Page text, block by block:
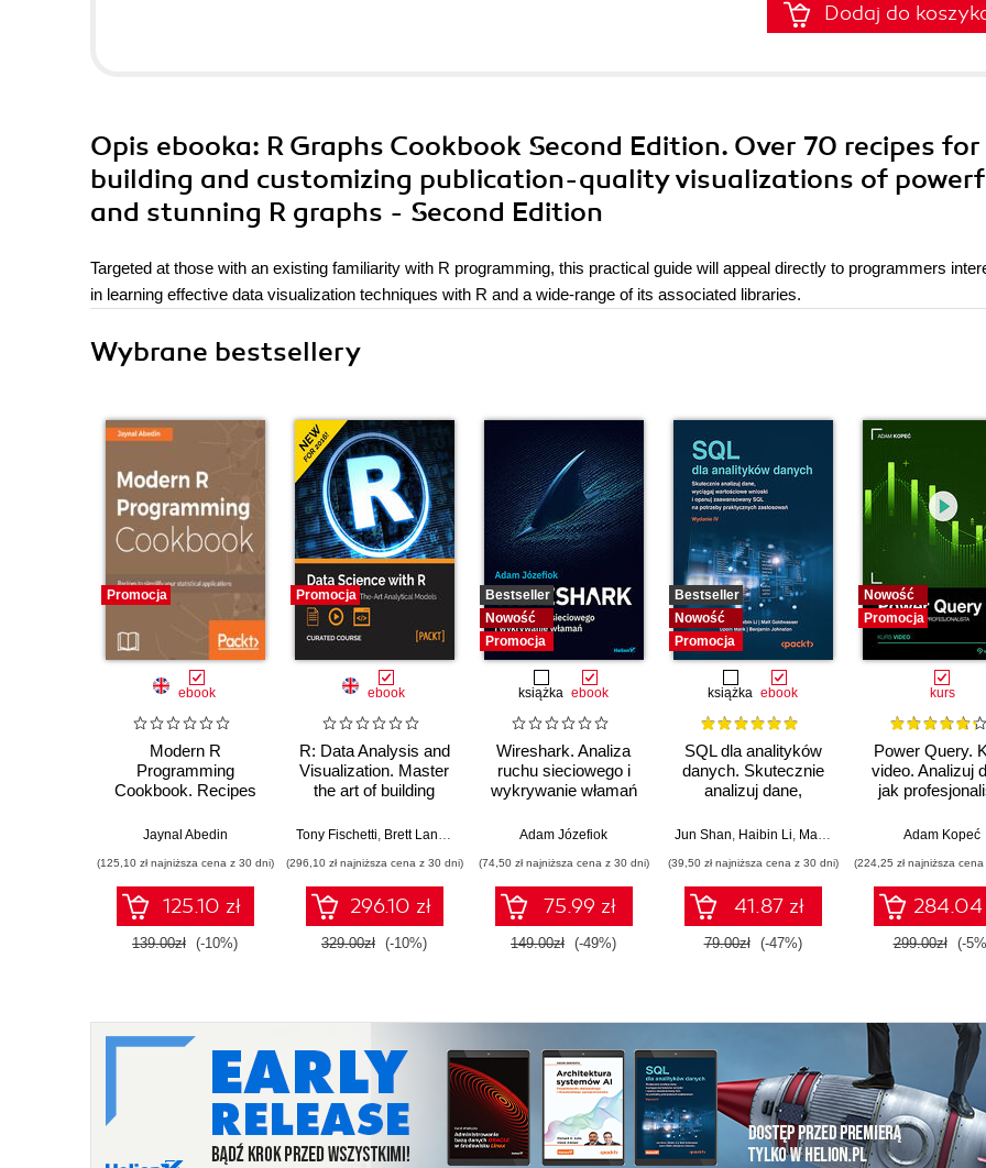
Dodaj do
Opis ebooka: R Graphs Cookbook Second Edition. Over 70 recipes for
building and customizing publication-quality visualizations of
and stunning R graphs - Second Edition
Targeted at those with an existing familiarity with R programming, this practical guide will appeal directly to programmers
in learning effective data visualization techniques with R and a wide-range of its associated libraries.
Wybrane bestsellery
Promocja
ebook
Modern R
Programming
Cookbook. Recipes
statistical applications
Jaynal Abedin
(125,10 zł najniższa cena z 30 dni)
125.10 zł
139.00zł (-10%)
Promocja
ebook
R: Data Analysis and
Visualization. Master
the art of building
using R
Tony Fischetti, Brett Lantz , Hrishi V. Mittal,Bater Makhabel Edina Berlinger (EURO), Ferenc Illés Ádám Banai,
(296,10 zł najniższa cena z 30 dni)
296.10 zł
329.00zł (-10%)
Bestseller
Nowość
Promocja
książka ebook
Wireshark. Analiza
ruchu sieciowego i
wykrywanie włamań
Adam Józefiok
(74,50 zł najniższa cena z 30 dni)
75.99 zł
149.00zł (-49%)
Bestseller
Nowość
Promocja
książka ebook
SQL dla analityków
danych. Skutecznie
analizuj dane,
wartościowe wnioski i
zaawansowany SQL
na potrzeby
praktycznych
zastosowań.
Wydanie IV
Jun Shan, Haibin Li, Matt Goldwasser ,Upom Malik,
(39,50 zł najniższa cena z 30 dni)
41.87 zł
79.00zł (-47%)
Nowość
Promocja
kurs
Power Query.
video. Analizuj
jak
Adam Kopeć
(224,25 zł najniższa
284.04
299.00zł (-